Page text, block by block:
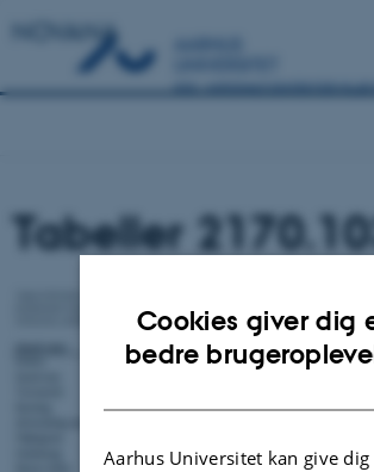
NOVANA
Tabeller
Cookies giver dig
bedre
Aarhus Universitet kan give dig